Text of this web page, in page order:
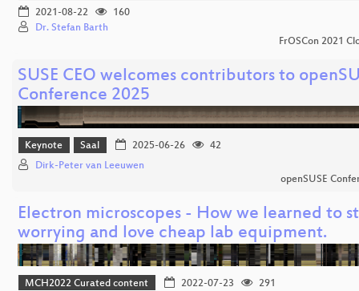
2021-08-22
160
Dr. Stefan Barth
FrOSCon 2021
SUSE CEO welcomes contributors to
Conference 2025
Keynote Saal 2025-06-26
42
Dirk-Peter van Leeuwen
openSUSE
Electron microscopes - How we learned to
worrying and love cheap lab equipment.
MCH2022 Curated content 2022-07-23
291